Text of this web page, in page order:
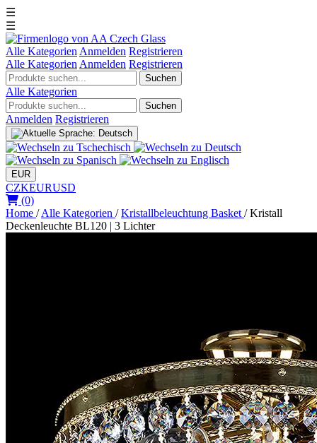
☰
☰
Alle Kategorien Anmelden Registrieren
Alle Kategorien Anmelden Registrieren
Suchen
Alle Kategorien
Suchen
Anmelden Registrieren
EUR
CZKEURUSD
(0)
Home / Alle Kategorien / Kristallbeleuchtung Basket / Kristall
Deckenleuchte BL120 | 3 Lichter